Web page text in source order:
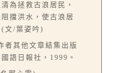
為拯救古浪居民，
擋洪水，使古浪居
(文/葉姿吟)
者其他文章結集出版
語日報社，1999。